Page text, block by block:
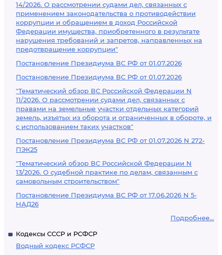
14/2026. О рассмотрении судами дел, связанных с
применением законодательства о противодействии
коррупции и обращением в доход Российской
Федерации имущества, приобретенного в результате
нарушения требований и запретов, направленных на
предотвращение коррупции"
Постановление Президиума ВС РФ от 01.07.2026
Постановление Президиума ВС РФ от 01.07.2026
"Тематический обзор ВС Российской Федерации N
11/2026. О рассмотрении судами дел, связанных с
правами на земельные участки отдельных категорий
земель, изъятых из оборота и ограниченных в обороте, и
с использованием таких участков"
Постановление Президиума ВС РФ от 01.07.2026 N 272-
ПЭК25
"Тематический обзор ВС Российской Федерации N
13/2026. О судебной практике по делам, связанным с
самовольным строительством"
Постановление Президиума ВС РФ от 17.06.2026 N 5-
НАД26
Подробнее...
Кодексы СССР и РСФСР
Водный кодекс РСФСР